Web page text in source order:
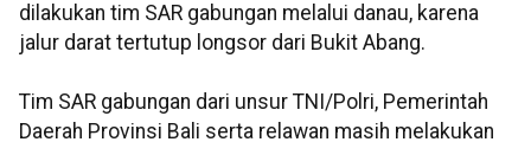
dilakukan tim SAR gabungan melalui danau, karena
jalur darat tertutup longsor dari Bukit Abang.
Tim SAR gabungan dari unsur TNI/Polri, Pemerintah
Daerah Provinsi Bali serta relawan masih melakukan